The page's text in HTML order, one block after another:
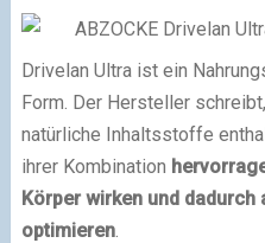
Drivelan Ultra ist ein
Form. Der Hersteller
natürliche Inhaltsstoffe
ihrer Kombination
Körper wirken und dadurch
optimieren.